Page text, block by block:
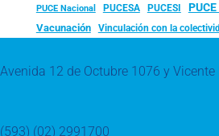
PUCE Nacional PUCESA PUCESI PUCE
Vacunación
Vinculación con la
Avenida 12 de Octubre 1076 y Vicente
(593) (02) 2991700